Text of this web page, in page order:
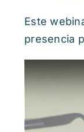
Este
presencia